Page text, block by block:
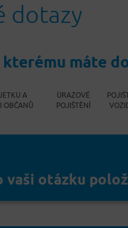
dotazy
máte
A
OBČANŮ
ÚRAZOVÉ
POJIŠTĚNÍ
vaši otázku